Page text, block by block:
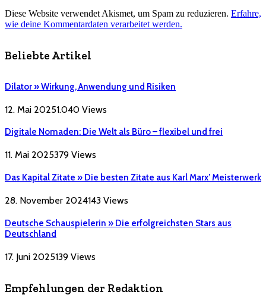
Diese Website verwendet Akismet, um Spam zu reduzieren. Erfahre,
wie deine Kommentardaten verarbeitet werden.
Beliebte Artikel
Dilator » Wirkung, Anwendung und Risiken
12. Mai 20251.040 Views
Digitale Nomaden: Die Welt als Büro – flexibel und frei
11. Mai 2025379 Views
Das Kapital Zitate » Die besten Zitate aus Karl Marx’ Meisterwerk
28. November 2024143 Views
Deutsche Schauspielerin » Die erfolgreichsten Stars aus
Deutschland
17. Juni 2025139 Views
Empfehlungen der Redaktion